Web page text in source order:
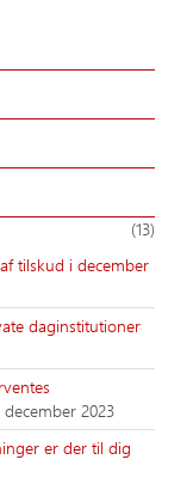
(13)
tilskud i december
daginstitutioner
december 2023
er der til dig